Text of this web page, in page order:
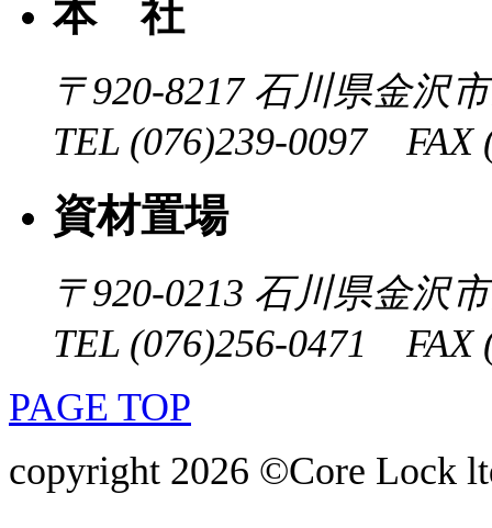
本 社
〒920-8217 石川県金沢
TEL (076)239-0097 FAX
資材置場
〒920-0213 石川県金沢
TEL (076)256-0471 FAX
PAGE TOP
copyright 2026 ©Core Lock